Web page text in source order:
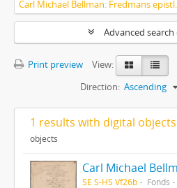
Carl
Advanced
Print preview
View:
Direction: Ascending
1 results with digital objects
objects
SE S-HS Vf26b Fonds